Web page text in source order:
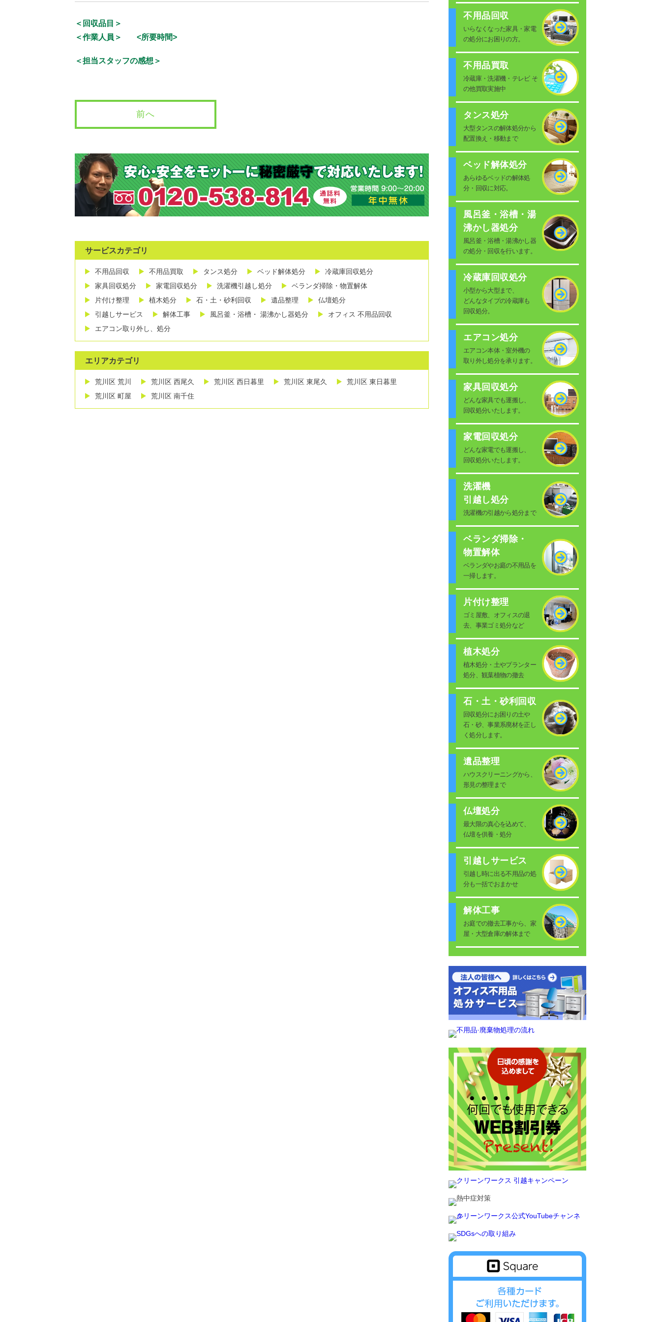
＜回収品目＞
＜作業人員＞
<所要時間>
＜担当スタッフの感想＞
前へ
サービスカテゴリ
不用品回収 不用品買取 タンス処分 ベッド解体処分
冷蔵庫回収処分
家具回収処分
家電回収処分 洗濯機引越し処分
ベランダ掃除・物置解体
片付け整理
植木処分 石・土・砂利回収 遺品整理
仏壇処分
引越しサービス
解体工事 風呂釜・浴槽・ 湯沸かし器処分
オフィス 不用品回収
エアコン取り外し、処分
エリアカテゴリ
荒川区 荒川 荒川区 西尾久 荒川区 西日暮里 荒川区 東尾久
荒川区 東日暮里
荒川区 町屋
荒川区 南千住
不用品回収
いらなくなった家具・家電
の処分にお困りの方。
不用品買取
冷蔵庫・洗濯機・テレビ そ
の他買取実施中
タンス処分
大型タンスの解体処分から
配置換え・移動まで
ベッド解体処分
あらゆるベッドの解体処
分・回収に対応。
風呂釜・浴槽・湯
沸かし器処分
風呂釜・浴槽・湯沸かし器
の処分・回収を行います。
冷蔵庫回収処分
小型から大型まで、
どんなタイプの冷蔵庫も
回収処分。
エアコン処分
エアコン本体・室外機の
取り外し処分を承ります。
家具回収処分
どんな家具でも運搬し、
回収処分いたします。
家電回収処分
どんな家電でも運搬し、
回収処分いたします。
洗濯機
引越し処分
洗濯機の引越から処分まで
ベランダ掃除・
物置解体
ベランダやお庭の不用品を
一掃します。
片付け整理
ゴミ屋敷、オフィスの退
去、事業ゴミ処分など
植木処分
植木処分・土やプランター
処分、観葉植物の撤去
石・土・砂利回収
回収処分にお困りの土や
石・砂、事業系廃材を正し
く処分します。
遺品整理
ハウスクリーニングから、
形見の整理まで
仏壇処分
最大限の真心を込めて、
仏壇を供養・処分
引越しサービス
引越し時に出る不用品の処
分も一括でおまかせ
解体工事
お庭での撤去工事から、家
屋・大型倉庫の解体まで